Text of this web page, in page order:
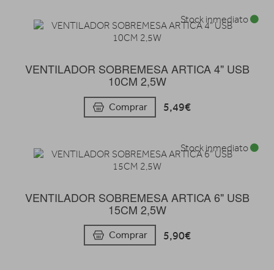
VENTILADOR SOBREMESA ARTICA 4" USB
10CM 2,5W
Comprar 5,49€
Stock inmediato
VENTILADOR SOBREMESA ARTICA 6" USB
15CM 2,5W
Comprar 5,90€
Stock inmediato